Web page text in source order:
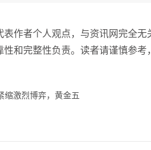
表作者个人观点，与资讯网完全
性和完整性负责。读者请谨慎参
缩激烈博弈，黄金五